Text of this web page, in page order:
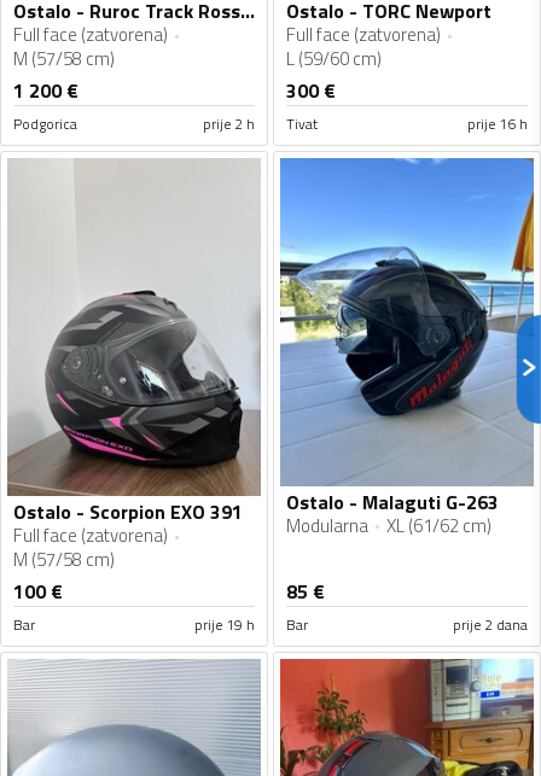
Ostalo - Ruroc Track Rosso - At4.0
Full face (zatvorena)
M (57/58 cm)
1 200€
Podgorica prije 2 h
Ostalo - TORC Newport
Full face (zatvorena)
L (59/60 cm)
300€
Tivat prije 16 h
Ostalo - Scorpion EXO 391
Full face (zatvorena)
M (57/58 cm)
100€
Bar prije 19 h
Ostalo - Malaguti G-263
Modularna XL (61/62 cm)
85 €
Bar prije 2 dana